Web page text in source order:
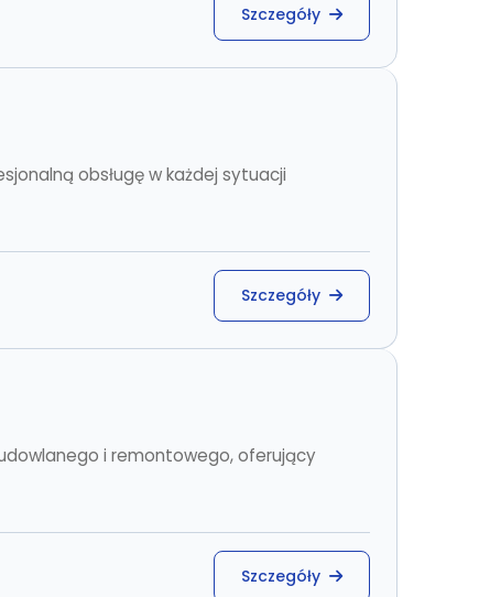
Szczegóły
obsługę w każdej sytuacji
Szczegóły
i remontowego, oferujący
Szczegóły